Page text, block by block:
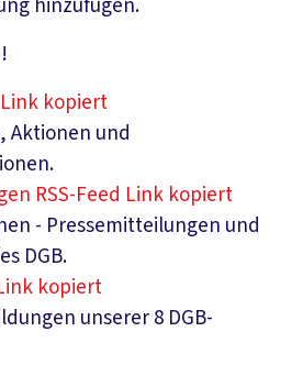
hinzufügen.
Link kopiert
Aktionen und
RSS-Feed Link kopiert
- Pressemitteilungen und
DGB.
kopiert
unserer 8 DGB-